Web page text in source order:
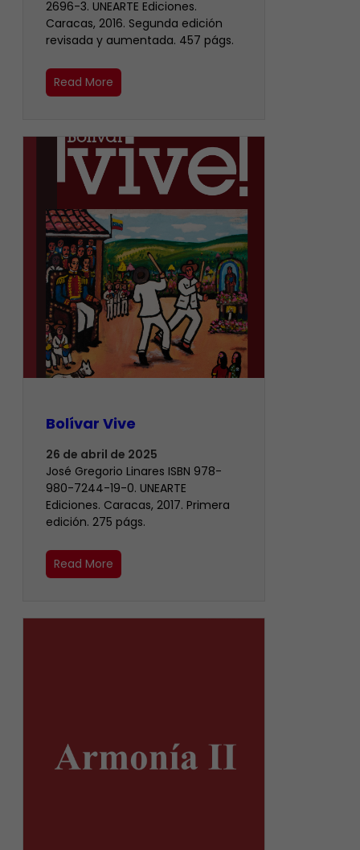
2696-3. UNEARTE Ediciones.
Caracas, 2016. Segunda edición
revisada y aumentada. 457 págs.
Read More
Bolívar Vive
26 de abril de 2025
José Gregorio Linares ISBN 978-
980-7244-19-0. UNEARTE
Ediciones. Caracas, 2017. Primera
edición. 275 págs.
Read More